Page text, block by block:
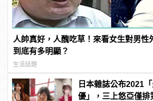
人帥真好，人醜吃草！來看女生對男性
到底有多明顯？
生活話題
日本雜誌公布2021
優」，三上悠亞僅排